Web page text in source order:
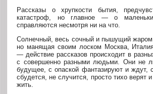
Рассказы о хрупкости бытия,
катастроф, но главное — о
справляются несмотря ни на что.
Солнечный, весь сочный и пышущий жаром
но манящая своим лоском Москва,
— действие рассказов происходит в
с совершенно разными людьми. Они не
будущее, с опаской фантазируют и ждут,
сбудется, не случится, просто тихо верят
жить.